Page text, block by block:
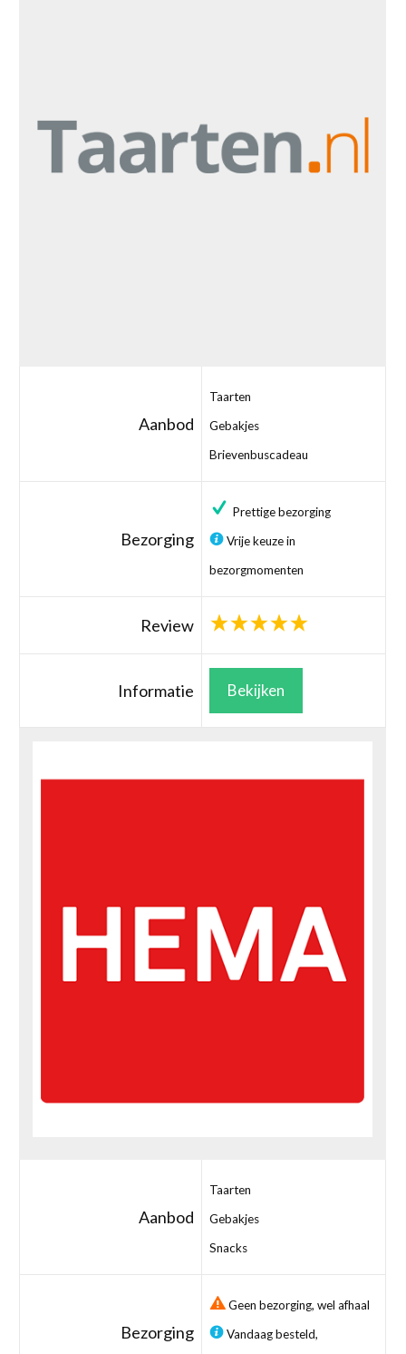
Aanbod
Taarten
Gebakjes
Brievenbuscadeau
Bezorging
Prettige bezorging
Vrije keuze in
bezorgmomenten
Review
Informatie Bekijken
Aanbod
Taarten
Gebakjes
Snacks
Bezorging
Geen bezorging, wel afhaal
Vandaag besteld,